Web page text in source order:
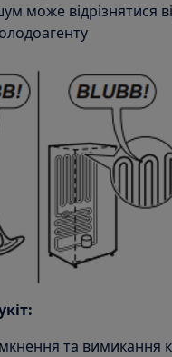
може відрізнятися
та вимикання